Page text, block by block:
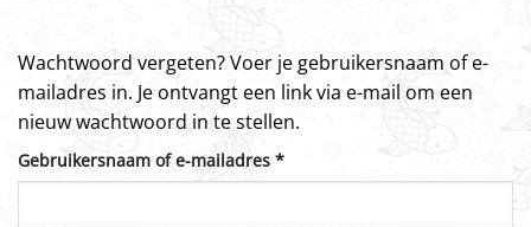
Wachtwoord vergeten? Voer je gebruikersnaam of e-
mailadres in. Je ontvangt een link via e-mail om een
nieuw wachtwoord in te stellen.
Gebruikersnaam of e-mailadres *Vereist